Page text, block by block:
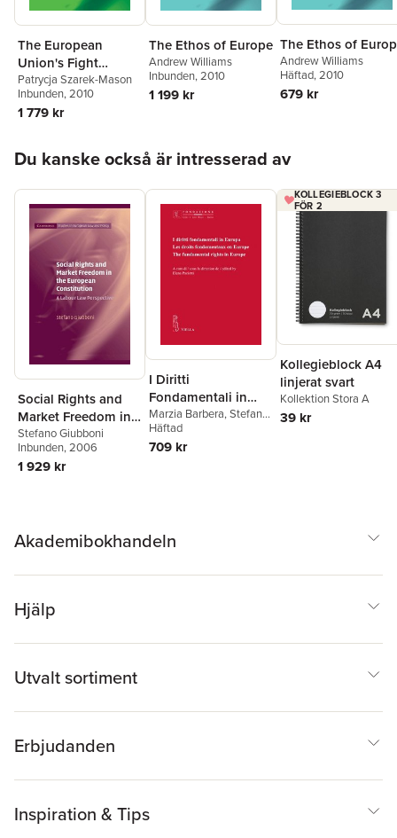
The European
Union's Fight
Against Corruption
Patrycja Szarek-Mason
Inbunden, 2010
1 779 kr
The Ethos of Europe
Andrew Williams
Inbunden, 2010
1 199 kr
The Ethos of
Andrew Williams
Häftad, 2010
679 kr
Du kanske också är intresserad av
Social Rights and
Market Freedom in
the European
Constitution
Stefano Giubboni
Inbunden, 2006
1 929 kr
I Diritti
Fondamentali in
Europa: Les Droits
Fondamentaux En
Europe. the
Marzia Barbera,Stefano
Giubboni
Häftad
709 kr
KOLLEGIEBLOCK 3
FÖR 2
Kollegieblock A4
linjerat svart
Kollektion Stora A
39 kr
Akademibokhandeln
Hjälp
Utvalt sortiment
Erbjudanden
Inspiration & Tips